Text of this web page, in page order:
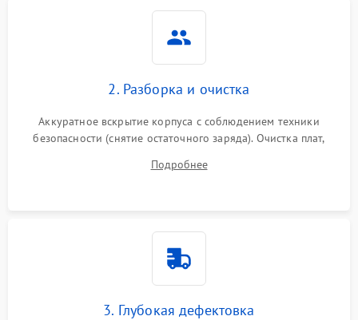
2. Разборка и очистка
Аккуратное вскрытие корпуса с соблюдением техники
безопасности (снятие остаточного заряда). Очистка плат,
и кистей для предотвращения перегрева и замыканий.
Подробнее
3. Глубокая дефектовка